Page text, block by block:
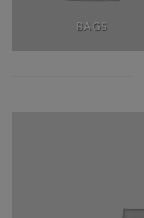
BAGS